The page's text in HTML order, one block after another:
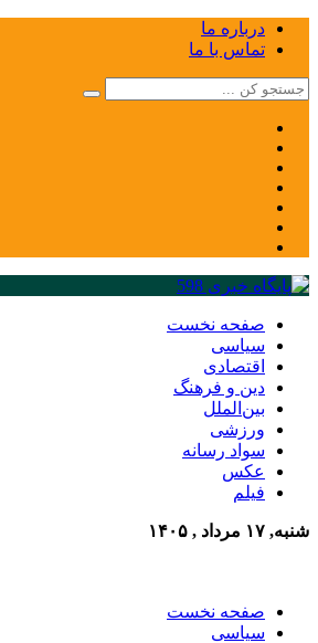
درباره ما
تماس با ما
صفحه نخست
سیاسی
اقتصادی
دین و فرهنگ
بین‌الملل
ورزشی
سواد رسانه
عکس
فیلم
شنبه, ۱۷ مرداد , ۱۴۰۵
صفحه نخست
سیاسی